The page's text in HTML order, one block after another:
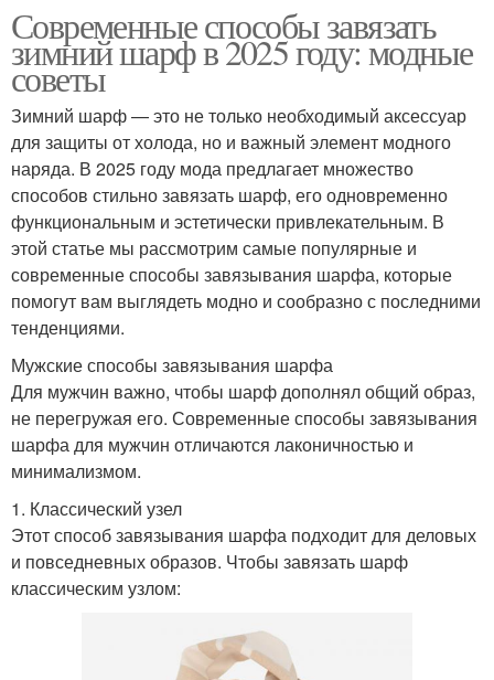
Современные способы завязать
зимний шарф в 2025 году: модные
советы
Зимний шарф — это не только необходимый аксессуар
для защиты от холода, но и важный элемент модного
наряда. В 2025 году мода предлагает множество
способов стильно завязать шарф, его одновременно
функциональным и эстетически привлекательным. В
этой статье мы рассмотрим самые популярные и
современные способы завязывания шарфа, которые
помогут вам выглядеть модно и сообразно с последними
тенденциями.
Мужские способы завязывания шарфа
Для мужчин важно, чтобы шарф дополнял общий образ,
не перегружая его. Современные способы завязывания
шарфа для мужчин отличаются лаконичностью и
минимализмом.
1. Классический узел
Этот способ завязывания шарфа подходит для деловых
и повседневных образов. Чтобы завязать шарф
классическим узлом: